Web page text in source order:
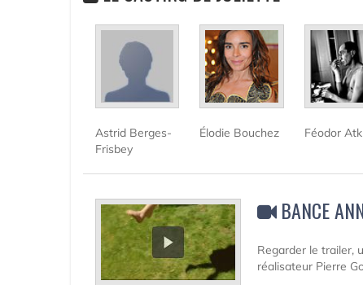
Astrid Berges-
Frisbey
Élodie Bouchez Féodor
BANCE
Regarder le trailer,
réalisateur Pierre